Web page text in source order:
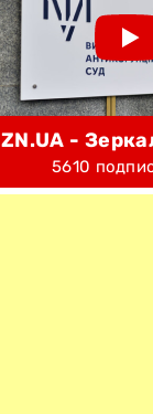
ZN.UA -
5610